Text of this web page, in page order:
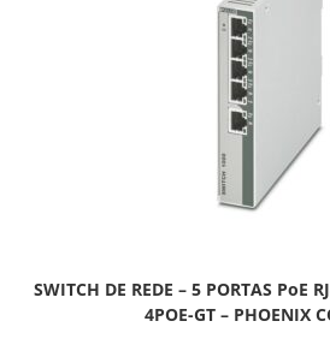
SWITCH DE REDE – 5 PORTAS PoE
4POE-GT – PHOENIX